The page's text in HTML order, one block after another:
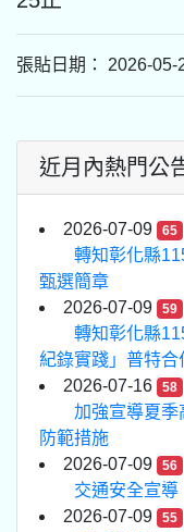
張貼日期： 2026-
近月內熱門公
2026-07-09 65
轉知彰化縣
甄選簡章
2026-07-09
59
轉知彰化縣
紀錄實踐」普特合
2026-07-16
58
加強宣導夏季
防範措施
2026-07-09
56
交通安全宣導
2026-07-09
55